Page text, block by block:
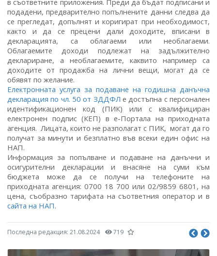
подадени, предварително попълнените данни следва да
се прегледат, допълнят и коригират при необходимост,
както и да се прецени дали доходите, вписани в
декларацията, са облагаеми или необлагаеми.
Облагаемите доходи подлежат на задължително
деклариране, а необлагаемите, каквито например са
доходите от продажба на лични вещи, могат да се
обявят по желание.
Електронната услуга за подаване на годишна данъчна
декларация по чл. 50 от ЗДДФЛ е достъпна с персонален
идентификационен код (ПИК) или с квалифициран
електронен подпис (КЕП) в е-Портала на приходната
агенция. Лицата, които не разполагат с ПИК, могат да го
получат за минути и безплатно във всеки един офис на
НАП.
Информация за попълване и подаване на данъчни и
осигурителни декларации и внасяне на суми към
бюджета може да се получи на телефоните на
приходната агенция: 0700 18 700 или 02/9859 6801, на
цена, съобразно тарифата на съответния оператор и в
сайта на НАП.
Последна редакция: 21.08.2024 719